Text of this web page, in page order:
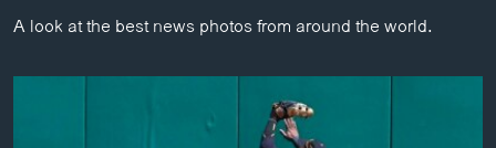
ຄົ້ນໂລກ
A look at the best news photos from around the world.